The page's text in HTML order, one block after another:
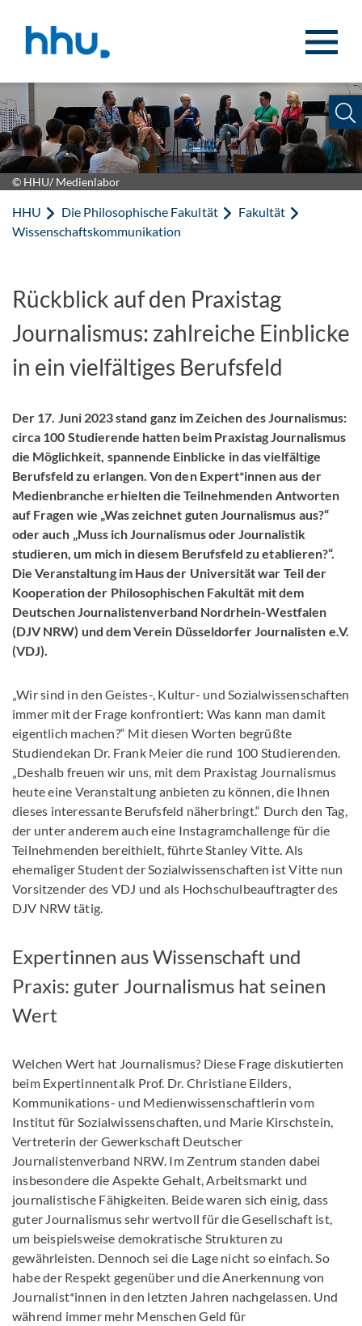
© HHU/ Medienlabor
HHU Die Philosophische Fakultät
Fakultät
Wissenschaftskommunikation
Rückblick auf den Praxistag
Journalismus: zahlreiche Einblicke
in ein vielfältiges Berufsfeld
Der 17. Juni 2023 stand ganz im Zeichen des Journalismus:
circa 100 Studierende hatten beim Praxistag Journalismus
die Möglichkeit, spannende Einblicke in das vielfältige
Berufsfeld zu erlangen. Von den Expert*innen aus der
Medienbranche erhielten die Teilnehmenden Antworten
auf Fragen wie „Was zeichnet guten Journalismus aus?“
oder auch „Muss ich Journalismus oder Journalistik
studieren, um mich in diesem Berufsfeld zu etablieren?“.
Die Veranstaltung im Haus der Universität war Teil der
Kooperation der Philosophischen Fakultät mit dem
Deutschen Journalistenverband Nordrhein-Westfalen
(DJV NRW) und dem Verein Düsseldorfer Journalisten e.V.
(VDJ).
„Wir sind in den Geistes-, Kultur- und Sozialwissenschaften
immer mit der Frage konfrontiert: Was kann man damit
eigentlich machen?“ Mit diesen Worten begrüßte
Studiendekan Dr. Frank Meier die rund 100 Studierenden.
„Deshalb freuen wir uns, mit dem Praxistag Journalismus
heute eine Veranstaltung anbieten zu können, die Ihnen
dieses interessante Berufsfeld näherbringt.“ Durch den Tag,
der unter anderem auch eine Instagramchallenge für die
Teilnehmenden bereithielt, führte Stanley Vitte. Als
ehemaliger Student der Sozialwissenschaften ist Vitte nun
Vorsitzender des VDJ und als Hochschulbeauftragter des
DJV NRW tätig.
Expertinnen aus Wissenschaft und
Praxis: guter Journalismus hat seinen
Wert
Welchen Wert hat Journalismus? Diese Frage diskutierten
beim Expertinnentalk Prof. Dr. Christiane Eilders,
Kommunikations- und Medienwissenschaftlerin vom
Institut für Sozialwissenschaften, und Marie Kirschstein,
Vertreterin der Gewerkschaft Deutscher
Journalistenverband NRW. Im Zentrum standen dabei
insbesondere die Aspekte Gehalt, Arbeitsmarkt und
journalistische Fähigkeiten. Beide waren sich einig, dass
guter Journalismus sehr wertvoll für die Gesellschaft ist,
um beispielsweise demokratische Strukturen zu
gewährleisten. Dennoch sei die Lage nicht so einfach. So
habe der Respekt gegenüber und die Anerkennung von
Journalist*innen in den letzten Jahren nachgelassen. Und
während immer mehr Menschen Geld für